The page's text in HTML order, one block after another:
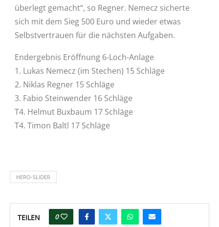
überlegt gemacht“, so Regner. Nemecz sicherte
sich mit dem Sieg 500 Euro und wieder etwas
Selbstvertrauen für die nächsten Aufgaben.
Endergebnis Eröffnung 6-Loch-Anlage
1. Lukas Nemecz (im Stechen) 15 Schläge
2. Niklas Regner 15 Schläge
3. Fabio Steinwender 16 Schläge
T4. Helmut Buxbaum 17 Schläge
T4. Timon Baltl 17 Schläge
HERO-SLIDER
TEILEN 0